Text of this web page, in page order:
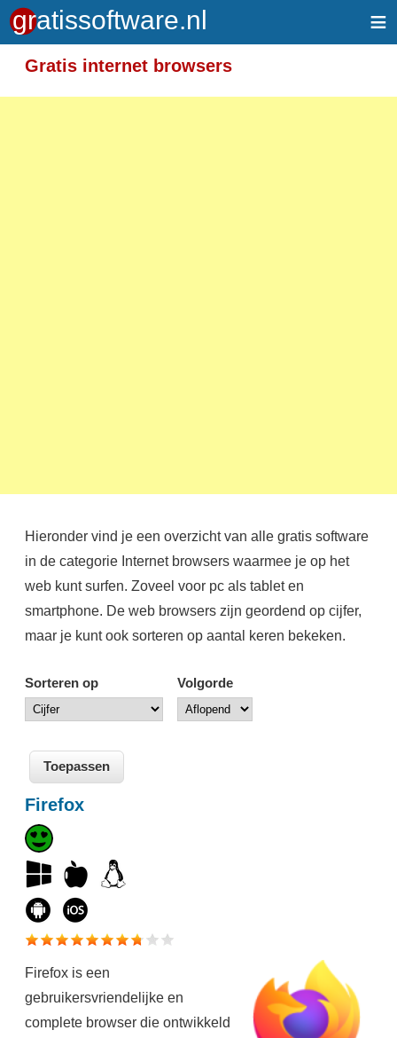
≡
Gratis internet browsers
Hieronder vind je een overzicht van alle gratis software
in de categorie Internet browsers waarmee je op het
web kunt surfen. Zoveel voor pc als tablet en
smartphone. De web browsers zijn geordend op cijfer,
maar je kunt ook sorteren op aantal keren bekeken.
Sorteren op Volgorde
Firefox
Firefox is een
gebruikersvriendelijke en
complete browser die ontwikkeld